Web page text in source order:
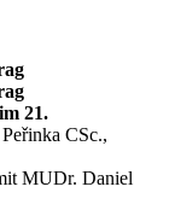
21.
CSc.,
MUDr. Daniel